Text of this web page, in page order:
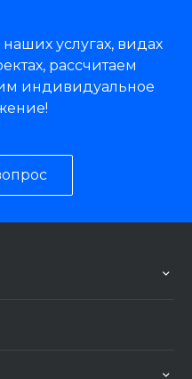
услугах, видах
рассчитаем
индивидуальное